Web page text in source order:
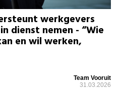
werkgevers
dienst nemen - “Wie
en wil werken,
Team Vooruit
31.03.2026